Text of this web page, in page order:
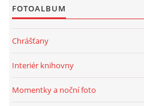
HRY, KVÍZY, VZDĚLÁVÁNÍ ON-LINE
FOTOALBUM
Chrášťany
Interiér knihovny
Momentky a noční foto